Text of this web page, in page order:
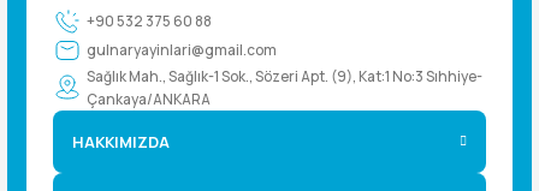
+90 532 375 60 88
gulnaryayinlari@gmail.com
Sağlık Mah., Sağlık-1 Sok., Sözeri Apt. (9), Kat:1 No:3 Sıhhiye-
Çankaya/ANKARA
HAKKIMIZDA